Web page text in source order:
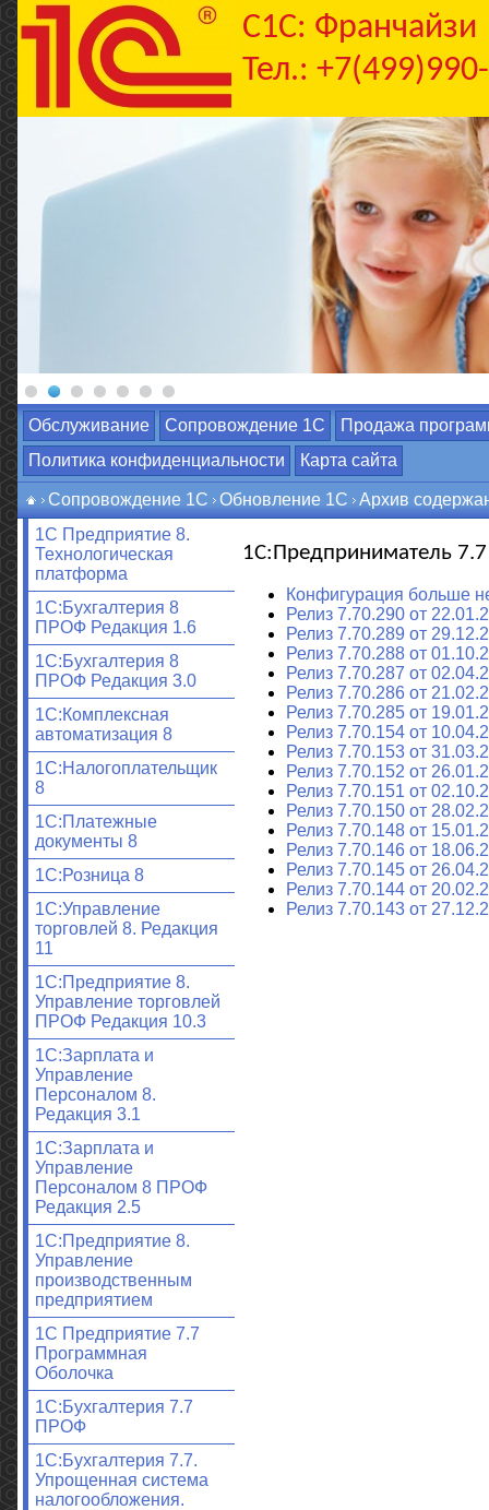
C1С: Франчайзи
Тел.:
Обслуживание Сопровождение 1С
Продажа
Политика конфиденциальности
Карта сайта
Сопровождение 1С Обновление 1С
Архив
1С Предприятие 8.
Технологическая
платформа
1C:Бухгалтерия 8
ПРОФ Редакция 1.6
1C:Бухгалтерия 8
ПРОФ Редакция 3.0
1С:Комплексная
автоматизация 8
1С:Налогоплательщик
8
1С:Платежные
документы 8
1С:Розница 8
1С:Управление
торговлей 8. Редакция
11
1С:Предприятие 8.
Управление торговлей
ПРОФ Редакция 10.3
1С:Зарплата и
Управление
Персоналом 8.
Редакция 3.1
1С:Зарплата и
Управление
Персоналом 8 ПРОФ
Редакция 2.5
1С:Предприятие 8.
Управление
производственным
предприятием
1С Предприятие 7.7
Программная
Оболочка
1С:Бухгалтерия 7.7
ПРОФ
1С:Бухгалтерия 7.7.
Упрощенная система
налогообложения.
1С:Предприниматель 7.7
Конфигурация больше
Релиз 7.70.290 от
Релиз 7.70.289 от
Релиз 7.70.288 от
Релиз 7.70.287 от
Релиз 7.70.286 от
Релиз 7.70.285 от
Релиз 7.70.154 от
Релиз 7.70.153 от
Релиз 7.70.152 от
Релиз 7.70.151 от
Релиз 7.70.150 от
Релиз 7.70.148 от
Релиз 7.70.146 от
Релиз 7.70.145 от
Релиз 7.70.144 от
Релиз 7.70.143 от